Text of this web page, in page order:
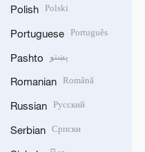
Polish Polski
Portuguese Português
Pashto پښتو
Romanian Română
Russian Русский
Serbian Српски